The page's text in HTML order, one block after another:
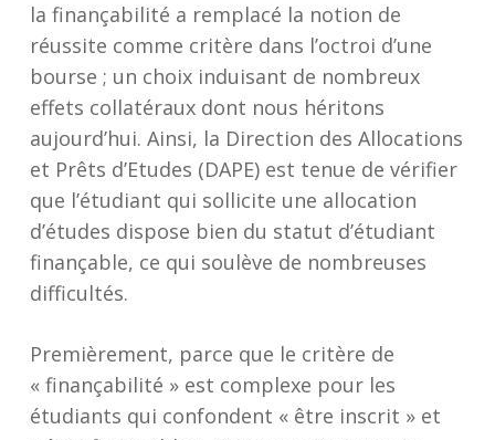
la finançabilité a remplacé la notion de
réussite comme critère dans l’octroi d’une
bourse ; un choix induisant de nombreux
effets collatéraux dont nous héritons
aujourd’hui. Ainsi, la Direction des Allocations
et Prêts d’Etudes (DAPE) est tenue de vérifier
que l’étudiant qui sollicite une allocation
d’études dispose bien du statut d’étudiant
finançable, ce qui soulève de nombreuses
difficultés.
Premièrement, parce que le critère de
« finançabilité » est complexe pour les
étudiants qui confondent « être inscrit » et